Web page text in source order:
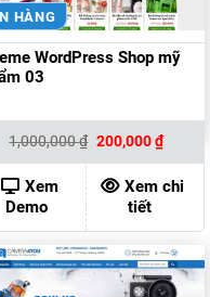
HÀNG
WordPress Shop mỹ
03
1,000,000₫ Giá
là:
1,000,000 ₫.
200,000₫Giá
hiện
tại
là:
Xem
Demo
Xem chi
tiết